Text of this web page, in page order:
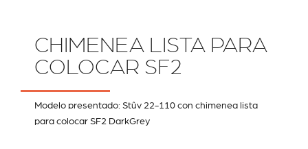
CHIMENEA LISTA PARA
COLOCAR SF2
Modelo presentado: Stûv 22-110 con chimenea lista
para colocar SF2 DarkGrey